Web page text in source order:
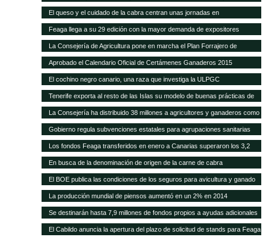
campaña 2014-2015
El queso y el cuidado de la cabra centran unas jornadas en
Fuerteventura
Feaga llega a su 29 edición con la mayor demanda de expositores
La Consejería de Agricultura pone en marcha el Plan Forrajero de
Canarias
Aprobado el Calendario Oficial de Certámenes Ganaderos 2015
El cochino negro canario, una raza que investiga la ULPGC
Tenerife exporta al resto de las Islas su modelo de buenas prácticas de
higiene para queserías
La Consejería ha distribuido 38 millones a agricultores y ganaderos como
ayudas adicionales POSEI
Gobierno regula subvenciones estatales para agrupaciones sanitarias
ganaderas
Los fondos Feaga transferidos en enero a Canarias superaron los 3,2
millones
En busca de la denominación de origen de la carne de cabra
El BOE publica las condiciones de los seguros para avicultura y ganado
equino
La producción mundial de piensos aumentó en un 2% en 2014
Se destinarán hasta 7,9 millones de fondos propios a ayudas adicionales
de diversas líneas POSEI
El Cabildo anuncia la apertura del plazo de solicitud de stands para Feaga